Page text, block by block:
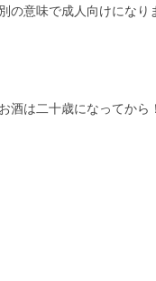
別の意味で成人向けになり
お酒は二十歳になってから！